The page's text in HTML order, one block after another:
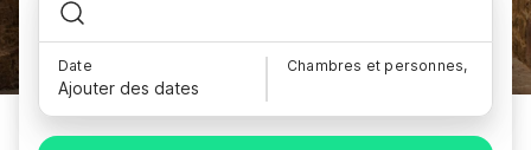
Date
Ajouter des dates
Chambres et personnes,